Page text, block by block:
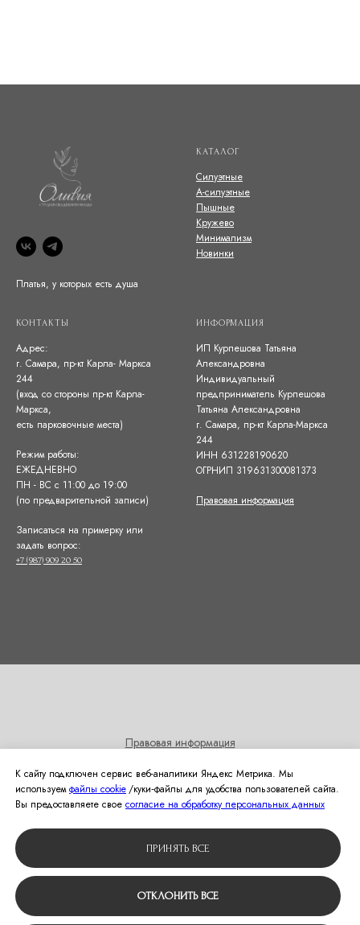
Платья, у которых есть душа
КАТАЛОГ
Силуэтные
А-силуэтные
Пышные
Кружево
Минимализм
Новинки
КОНТАКТЫ
Адрес:
г. Самара, пр-кт Карла- Маркса
244
(вход со стороны пр-кт Карла-
Маркса,
есть парковочные места)
Режим работы:
ЕЖЕДНЕВНО
ПН - ВС с 11:00 до 19:00
(по предварительной записи)
Записаться на примерку или
задать вопрос:
+7 (987) 909 20 50
ИНФОРМАЦИЯ
ИП Курпешова Татьяна
Александровна
Индивидуальный
предприниматель Курпешова
Татьяна Александровна
г. Самара, пр-кт Карла-Маркса
244
ИНН 631228190620
ОГРНИП 319631300081373
Правовая информация
Правовая информация
рассылок
Политика использования cookies
© 2024 Студия свадебной моды Оливия
К сайту подключен сервис веб-аналитики Яндекс Метрика. Мы
используемфайлы cookie/куки‑файлы для удобства пользователей сайта.
Вы предоставляете свое согласие на обработку персональных данных
ПРИНЯТЬ ВСЕ
ОТКЛОНИТЬ ВСЕ